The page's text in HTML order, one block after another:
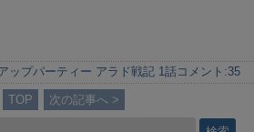
ップパーティー アラド戦記 1話 コメント:35
TOP 次の記事へ >